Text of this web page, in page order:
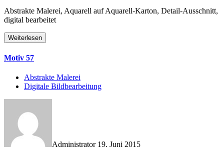
Abstrakte Malerei, Aquarell auf Aquarell-Karton, Detail-Ausschnitt,
digital bearbeitet
Weiterlesen
Motiv 57
Abstrakte Malerei
Digitale Bildbearbeitung
Administrator 19. Juni 2015